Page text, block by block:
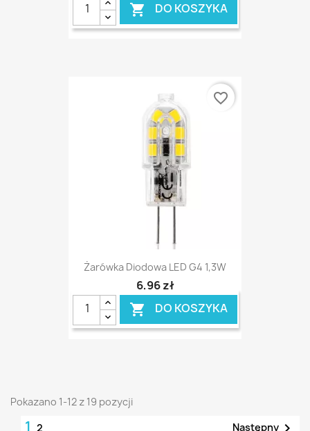
 DO KOSZYKA
Żarówka Diodowa LED G4 1,3W
6,96 zł
 DO KOSZYKA
favorite_border
Pokazano 1-12 z 19 pozycji
1 2 Następny